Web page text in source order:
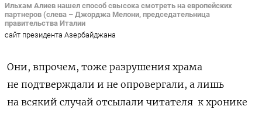
Ильхам Алиев нашел способ свысока смотреть на европейских
партнеров (слева – Джорджа Мелони, председательница
правительства Италии
сайт президента Азербайджана
Они, впрочем, тоже разрушения храма
не подтверждали и не опровергали, а лишь
на всякий случай отсылали читателя к хронике